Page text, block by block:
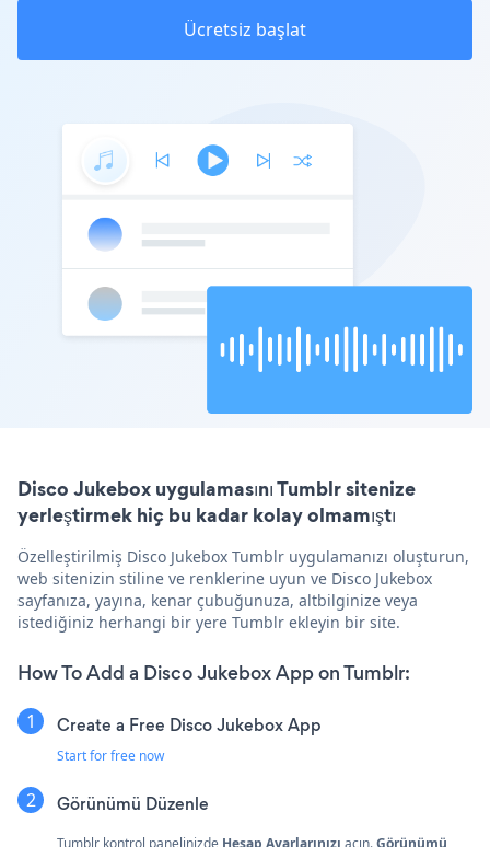
Ücretsiz başlat
Disco Jukebox uygulamasını Tumblr sitenize
yerleştirmek hiç bu kadar kolay olmamıştı
Özelleştirilmiş Disco Jukebox Tumblr uygulamanızı oluşturun,
web sitenizin stiline ve renklerine uyun ve Disco Jukebox
sayfanıza, yayına, kenar çubuğunuza, altbilginize veya
istediğiniz herhangi bir yere Tumblr ekleyin bir site.
How To Add a Disco Jukebox App on Tumblr:
Create a Free Disco Jukebox App
Start for free now
Görünümü Düzenle